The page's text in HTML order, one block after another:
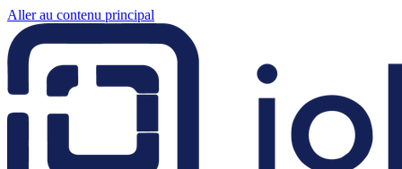
Aller au contenu principal